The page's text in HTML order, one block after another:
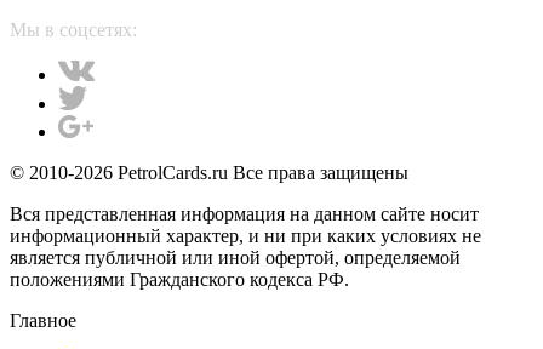
Мы в соцсетях:
© 2010-2026 PetrolCards.ru Все права защищены
Вся представленная информация на данном сайте носит
информационный характер, и ни при каких условиях не
является публичной или иной офертой, определяемой
положениями Гражданского кодекса РФ.
Главное